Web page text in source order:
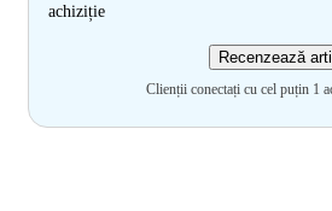
achiziție
Recenzează
Clienții conectați cu cel puțin 1